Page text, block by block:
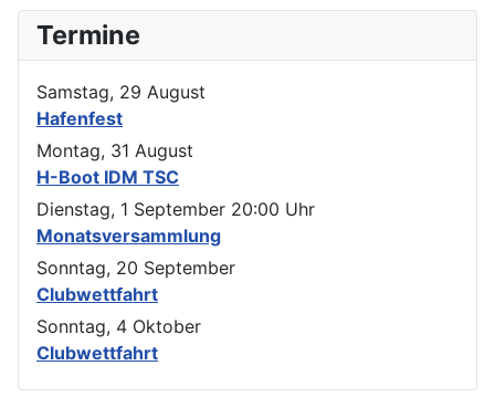
Termine
Samstag, 29 August
Hafenfest
Montag, 31 August
H-Boot IDM TSC
Dienstag, 1 September 20:00 Uhr
Monatsversammlung
Sonntag, 20 September
Clubwettfahrt
Sonntag, 4 Oktober
Clubwettfahrt